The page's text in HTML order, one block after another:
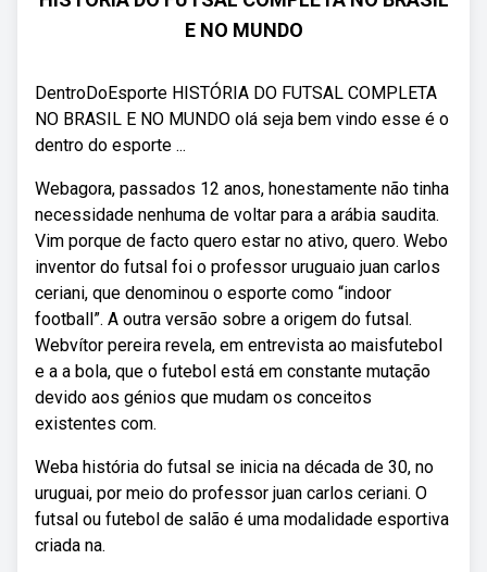
E NO MUNDO
DentroDoEsporte HISTÓRIA DO FUTSAL COMPLETA
NO BRASIL E NO MUNDO olá seja bem vindo esse é o
dentro do esporte ...
Webagora, passados 12 anos, honestamente não tinha
necessidade nenhuma de voltar para a arábia saudita.
Vim porque de facto quero estar no ativo, quero. Webo
inventor do futsal foi o professor uruguaio juan carlos
ceriani, que denominou o esporte como “indoor
football”. A outra versão sobre a origem do futsal.
Webvítor pereira revela, em entrevista ao maisfutebol
e a a bola, que o futebol está em constante mutação
devido aos génios que mudam os conceitos
existentes com.
Weba história do futsal se inicia na década de 30, no
uruguai, por meio do professor juan carlos ceriani. O
futsal ou futebol de salão é uma modalidade esportiva
criada na.